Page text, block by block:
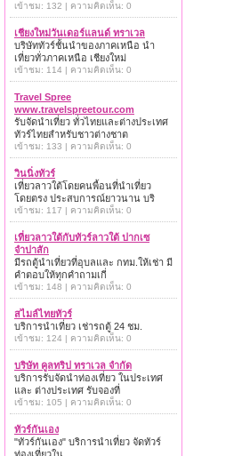
เข้าชม: 132 | ความคิดเห็น: 0
เชียงใหม่วันเดอร์แลนด์ ทราเวล
บริษัททัวร์ชั้นนำของภาคเหนือ นำ
เที่ยวทั่วภาคเหนือ เชียงใหม่
เข้าชม: 114 | ความคิดเห็น: 0
Travel Spree
www.travelspreetour.com
รับจัดนำเที่ยว ทั่วไทยและต่างประเทศ
ทัวร์ไทยสำหรับชาวต่างชาต
เข้าชม: 133 | ความคิดเห็น: 0
วินนิ่งทัวร์
เที่ยวลาวใต้โดยคนพื้อนที่นำเที่ยว
โดยตรง ประสบการณ์ยาวนาน บริ
เข้าชม: 117 | ความคิดเห็น: 0
เที่ยวลาวใต้กับทัวร์ลาวใต้ ปากเซ
จำปาสัก
มีรถตู้นำเที่ยวที่อุบลและ กทม.ให้เช่า มี
คำตอบให้ทุกคำถามเกี่
เข้าชม: 148 | ความคิดเห็น: 0
สไมล์ไทยทัวร์
บริการนำเที่ยว เช่ารถตู้ 24 ชม.
เข้าชม: 124 | ความคิดเห็น: 0
บริษัท คูลทริป ทราเวล จำกัด
บริการรับจัดนำท่องเที่ยว ในประเทศ
และ ต่างประเทศ รับจองที่
เข้าชม: 105 | ความคิดเห็น: 0
ทัวร์กันเอง
"ทัวร์กันเอง" บริการนำเที่ยว จัดทัวร์